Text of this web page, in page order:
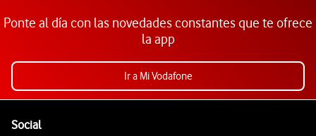
Ponte al día con las novedades constantes que te ofrece
la app
Ir a Mi Vodafone
SocialEnlaces a las redes sociales de Vodafone